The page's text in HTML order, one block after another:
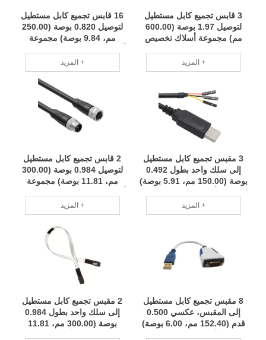
16 قابس تجميع كابل مستطيل
لتوصيل 0.820 بوصة (250.00
مم، 9.84 بوصة) مجموعة
فريق محترف RCD
المزيد +
3 قابس تجميع كابل مستطيل
لتوصيل 1.97 بوصة (600.00
مم) مجموعة أسلاك تخصيص
RCDالمزيد +
2 قابس تجميع كابل مستطيل
لتوصيل 0.984 بوصة (300.00
مم، 11.81 بوصة) مجموعة
فريق محترف RCD
المزيد +
3 مقبس تجميع كابل مستطيل
إلى سلك واحد بطول 0.492
بوصة (150.00 مم، 5.91 بوصة)
الصغيرة فريق محترف RCD
المزيد +
2 مقبس تجميع كابل مستطيل
إلى سلك واحد بطول 0.984
بوصة (300.00 مم، 11.81
8 مقبس تجميع كابل مستطيل
إلى المقبس، عكسي 0.500
قدم (152.40 مم، 6.00 بوصة)